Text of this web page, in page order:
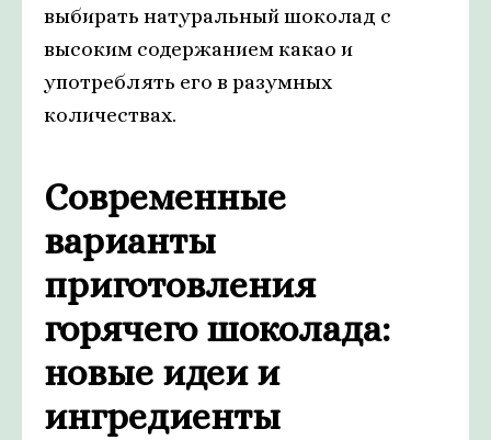
выбирать натуральный шоколад с
высоким содержанием какао и
употреблять его в разумных
количествах.
Современные
варианты
приготовления
горячего шоколада:
новые идеи и
ингредиенты